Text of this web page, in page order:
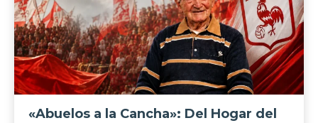
«Abuelos a la Cancha»: Del Hogar del